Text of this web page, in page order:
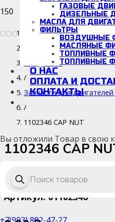
ООО «Детальмотор», ИНН/
ГАЗОВЫЕ
ДИЗЕЛЬНЫЕ
МАСЛА ДЛЯ
ФИЛЬТРЫ
ВОЗДУШНЫЕ
МАСЛЯНЫЕ
ТОПЛИВНЫЕ
ТОПЛИВНЫЕ
О НАС
ОПЛАТА И
КОНТАКТЫ
Вы отложили Товар в свою
товаров
Каталог
Продукция
/
Запчасти для
/
1102346 CAP NUT
1102346 CAP
Срок поставки: 14-34 дней
Артикул: 01102346